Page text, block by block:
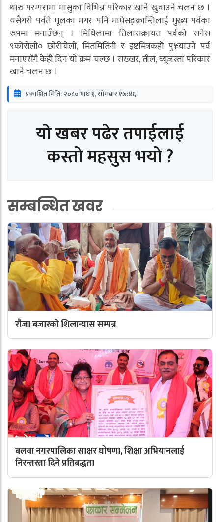
थारु परम्परामा मासुका विभिन्न परिकार खाने खुवाउने चलन छ ।
यसैगरी पर्वते मूलका मगर पनि माघेसङ्क्रान्तिलाई मुख्य पर्वका
रुपमा मनाउँछन् । मिथिलामा तिलासक्रायत पर्वको सनेस
९कोसेली० छोरीचेली, मितमितिनी र इष्टमित्रकहाँ पु¥याउने पर्व
मनाएसँगै केही दिन यो क्रम चल्छ । सख्खर, तील, घ्यूजस्ता परिकार
खाने चलन छ ।
प्रकाशित मिति: २०८० माघ १, सोमबार १७:४६
यो खबर पढेर तपाईलाई
कस्तो महसुस भयो ?
सम्बन्धित खवर
रौजा बजारको शिलान्यास सम्पन्न
बलवा नगरपालिका साक्षर घोषणा, शिक्षा अभियानलाई
निरन्तरता दिने प्रतिबद्धता